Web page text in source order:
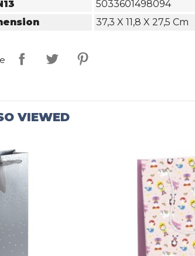
5033601498094
37,3 X 11,8 X 27,5 Cm
VIEWED